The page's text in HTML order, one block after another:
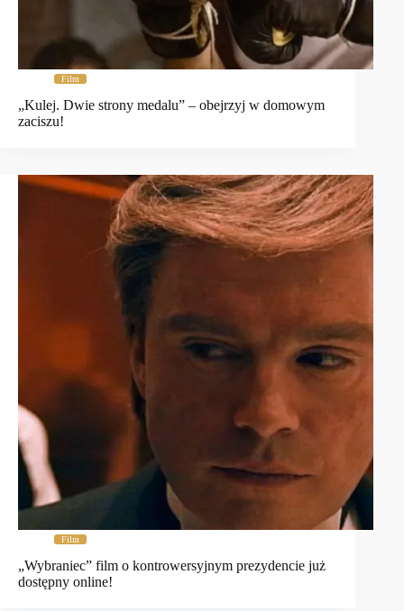
Film
„Kulej. Dwie strony medalu” – obejrzyj w domowym
zaciszu!
Film
„Wybraniec” film o kontrowersyjnym prezydencie już
dostępny online!